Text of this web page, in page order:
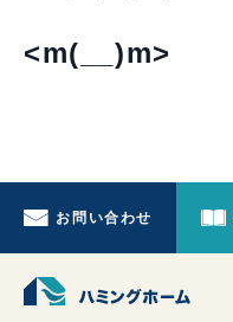
<m(__)m>
お問い合わせ